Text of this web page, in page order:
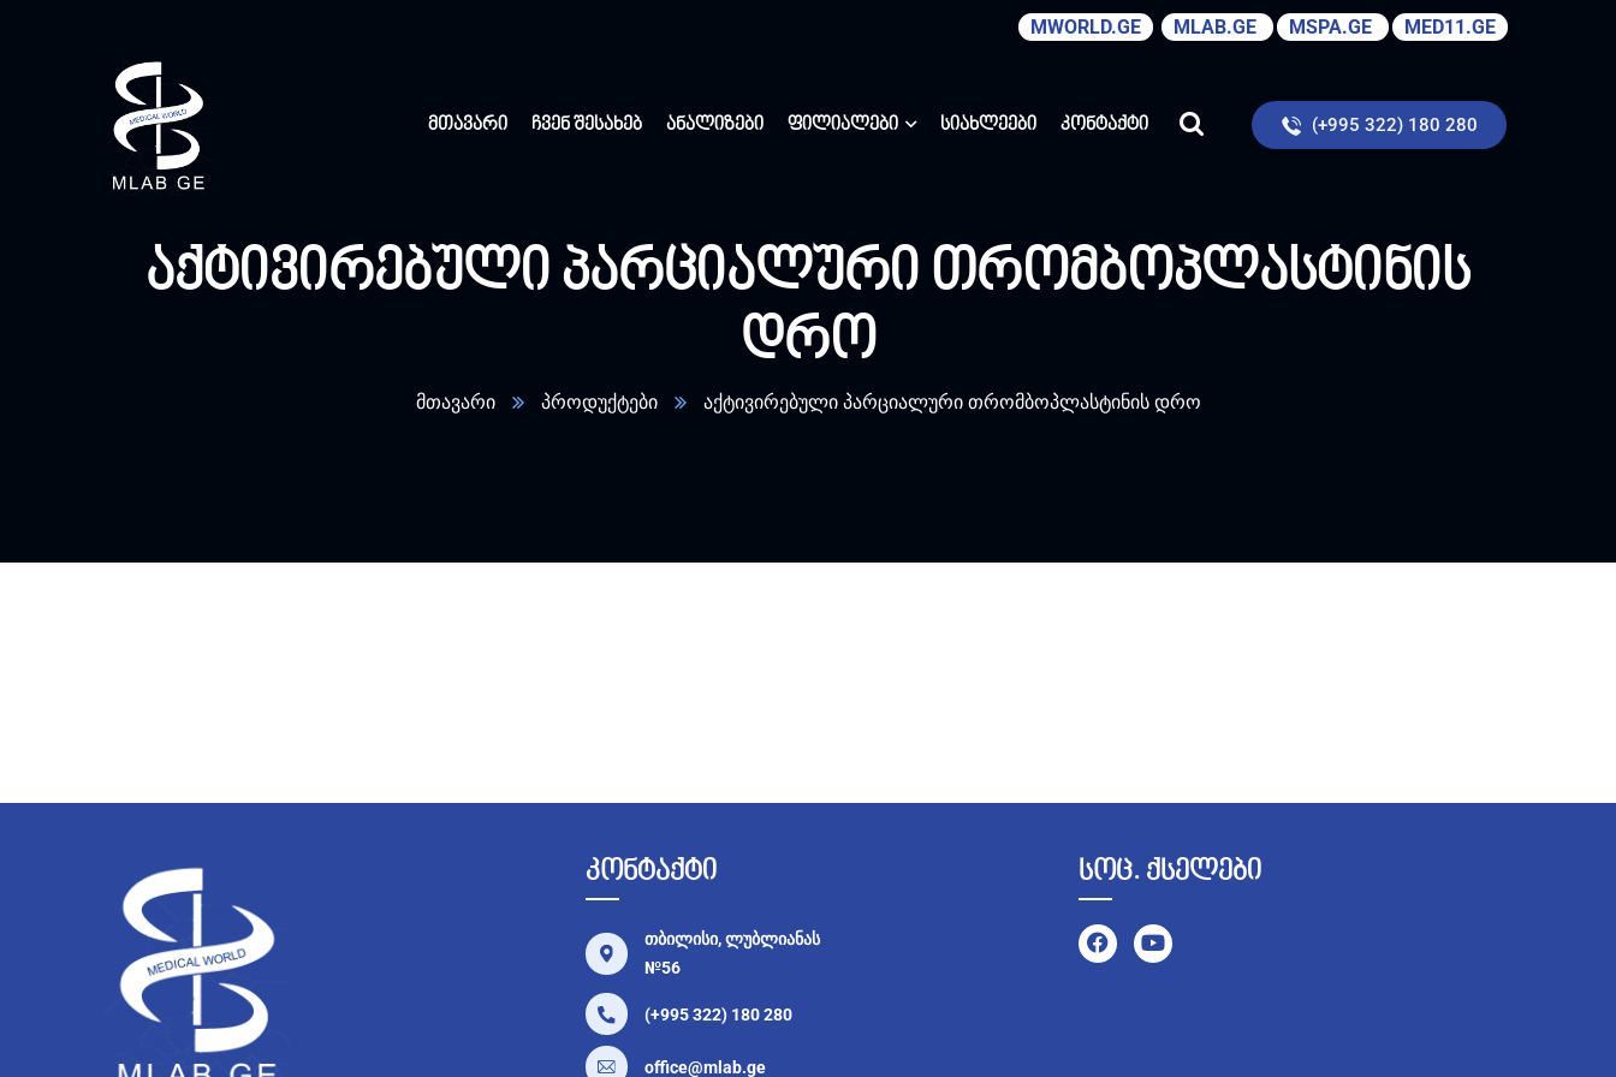
MWORLD.GE MLAB.GE MSPA.GE MED11.GE
მთავარი ჩვენ შესახებ ანალიზები ფილიალები სიახლეები კონტაქტი (+995 322) 180 280
აქტივირებული პარციალური თრომბოპლასტინის
დრო
მთავარი პროდუქტები აქტივირებული პარციალური თრომბოპლასტინის დრო
კონტაქტი
თბილისი, ლუბლიანას
№56
(+995 322) 180 280
office@mlab.ge
სოც. ქსელები